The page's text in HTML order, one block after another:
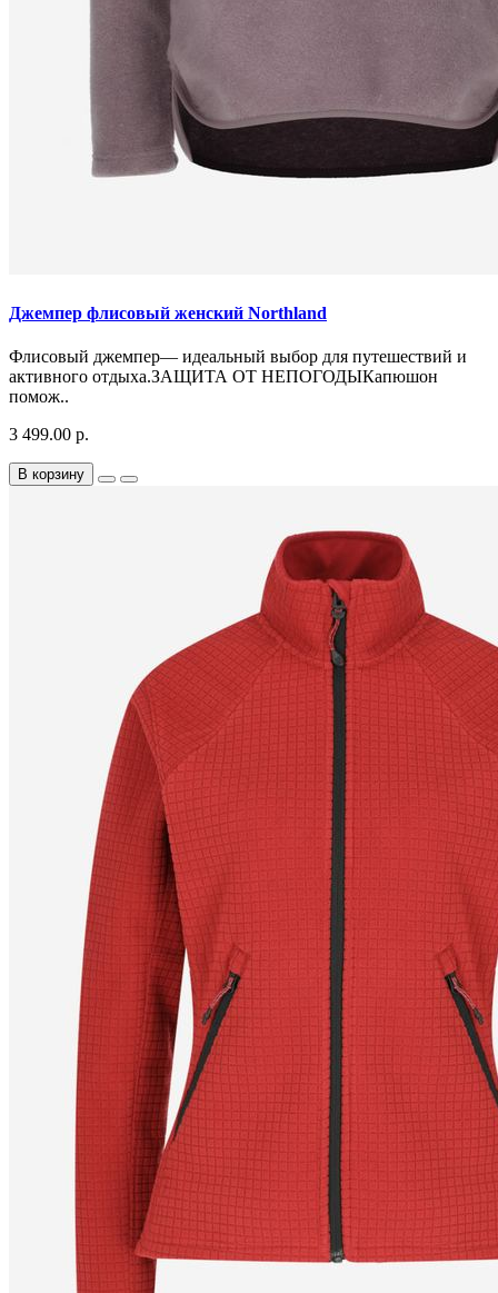
Джемпер флисовый женский Northland
Флисовый джемпер— идеальный выбор для путешествий и
активного отдыха.ЗАЩИТА ОТ НЕПОГОДЫКапюшон
помож..
3 499.00 р.
В корзину